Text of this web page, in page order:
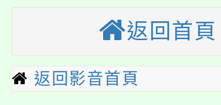
視費優惠，中低收入戶
半價優惠，詳情可洽有
者。
大園自造教育及科技
份教師增能研習
大溪自造教育及科技
份教師研習
淨零綠生活教案入校路
會
115年食農教育專業人
返回首頁
返回影音首頁